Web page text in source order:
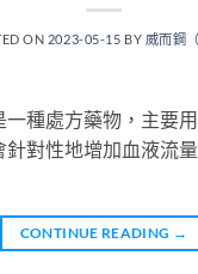
ON 2023-05-15 BY 威而鋼
一種處方藥物，主要
針對性地增加血液流
CONTINUE READING →